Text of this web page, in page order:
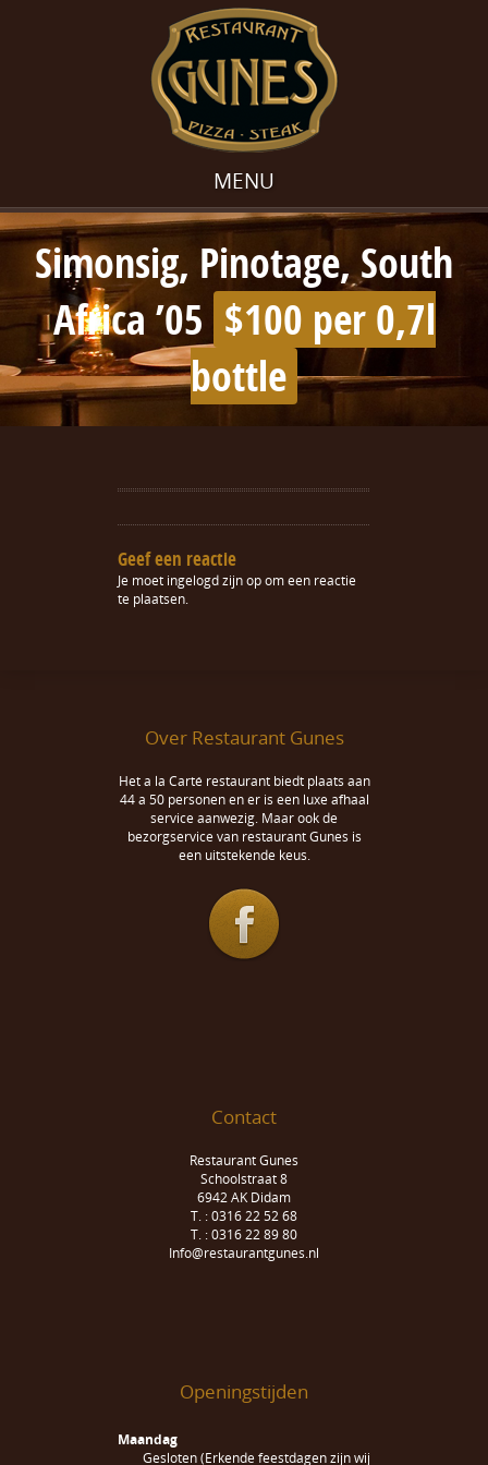
MENU
Simonsig, Pinotage, South
Africa ’05 $100 per 0,7l
bottle
Geef een reactie
Je moet ingelogd zijn opom een reactie
te plaatsen.
Over Restaurant Gunes
Het a la Carté restaurant biedt plaats aan
44 a 50 personen en er is een luxe afhaal
service aanwezig. Maar ook de
bezorgservice van restaurant Gunes is
een uitstekende keus.
Contact
Restaurant Gunes
Schoolstraat 8
6942 AK Didam
T. : 0316 22 52 68
T. : 0316 22 89 80
Info@restaurantgunes.nl
Openingstijden
Maandag
Gesloten (Erkende feestdagen zijn wij